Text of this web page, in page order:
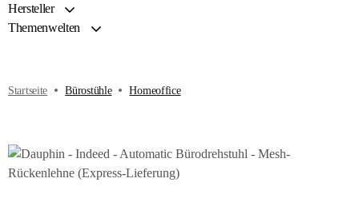
Hersteller
Themenwelten
Startseite Bürostühle Homeoffice